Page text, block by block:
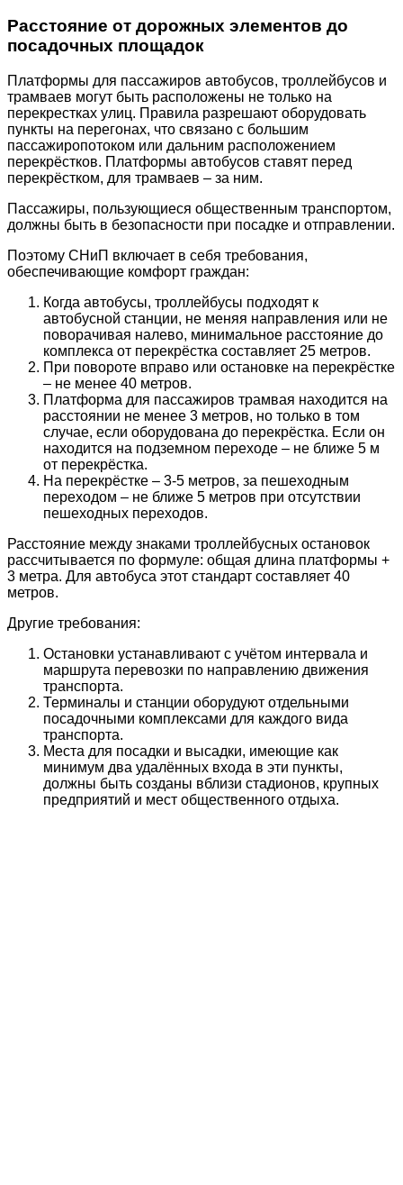
Расстояние от дорожных элементов до
посадочных площадок
Платформы для пассажиров автобусов, троллейбусов и
трамваев могут быть расположены не только на
перекрестках улиц. Правила разрешают оборудовать
пункты на перегонах, что связано с большим
пассажиропотоком или дальним расположением
перекрёстков. Платформы автобусов ставят перед
перекрёстком, для трамваев – за ним.
Пассажиры, пользующиеся общественным транспортом,
должны быть в безопасности при посадке и отправлении.
Поэтому СНиП включает в себя требования,
обеспечивающие комфорт граждан:
Когда автобусы, троллейбусы подходят к
автобусной станции, не меняя направления или не
поворачивая налево, минимальное расстояние до
комплекса от перекрёстка составляет 25 метров.
При повороте вправо или остановке на перекрёстке
– не менее 40 метров.
Платформа для пассажиров трамвая находится на
расстоянии не менее 3 метров, но только в том
случае, если оборудована до перекрёстка. Если он
находится на подземном переходе – не ближе 5 м
от перекрёстка.
На перекрёстке – 3-5 метров, за пешеходным
переходом – не ближе 5 метров при отсутствии
пешеходных переходов.
Расстояние между знаками троллейбусных остановок
рассчитывается по формуле: общая длина платформы +
3 метра. Для автобуса этот стандарт составляет 40
метров.
Другие требования:
Остановки устанавливают с учётом интервала и
маршрута перевозки по направлению движения
транспорта.
Терминалы и станции оборудуют отдельными
посадочными комплексами для каждого вида
транспорта.
Места для посадки и высадки, имеющие как
минимум два удалённых входа в эти пункты,
должны быть созданы вблизи стадионов, крупных
предприятий и мест общественного отдыха.